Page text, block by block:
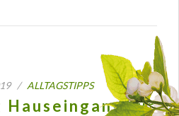
/ ALLTAGSTIPPS
Hauseingang für